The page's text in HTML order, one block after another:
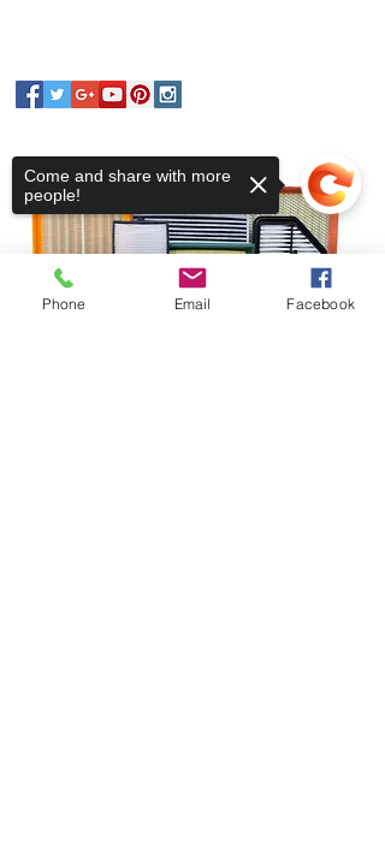
Phone Email Facebook
Come and share with more
people!